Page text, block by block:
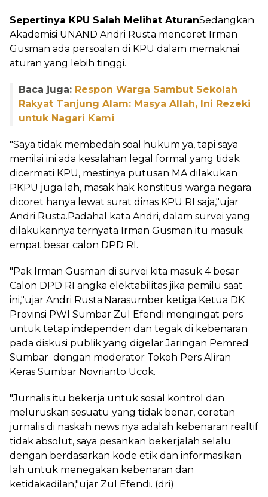
Sepertinya KPU Salah Melihat AturanSedangkan
Akademisi UNAND Andri Rusta mencoret Irman
Gusman ada persoalan di KPU dalam memaknai
aturan yang lebih tinggi.
Baca juga: Respon Warga Sambut Sekolah
Rakyat Tanjung Alam: Masya Allah, Ini Rezeki
untuk Nagari Kami
"Saya tidak membedah soal hukum ya, tapi saya
menilai ini ada kesalahan legal formal yang tidak
dicermati KPU, mestinya putusan MA dilakukan
PKPU juga lah, masak hak konstitusi warga negara
dicoret hanya lewat surat dinas KPU RI saja,"ujar
Andri Rusta.Padahal kata Andri, dalam survei yang
dilakukannya ternyata Irman Gusman itu masuk
empat besar calon DPD RI.
"Pak Irman Gusman di survei kita masuk 4 besar
Calon DPD RI angka elektabilitas jika pemilu saat
ini,"ujar Andri Rusta.Narasumber ketiga Ketua DK
Provinsi PWI Sumbar Zul Efendi mengingat pers
untuk tetap independen dan tegak di kebenaran
pada diskusi publik yang digelar Jaringan Pemred
Sumbar dengan moderator Tokoh Pers Aliran
Keras Sumbar Novrianto Ucok.
"Jurnalis itu bekerja untuk sosial kontrol dan
meluruskan sesuatu yang tidak benar, coretan
jurnalis di naskah news nya adalah kebenaran realtif
tidak absolut, saya pesankan bekerjalah selalu
dengan berdasarkan kode etik dan informasikan
lah untuk menegakan kebenaran dan
ketidakadilan,"ujar Zul Efendi. (dri)